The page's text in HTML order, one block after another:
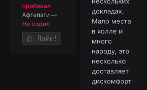
пробовал
Афтепати —
Не ходил
Лайк!
докладах.
Мало места
в холле и
много
народу, это
несколько
доставляет
дискомфорт